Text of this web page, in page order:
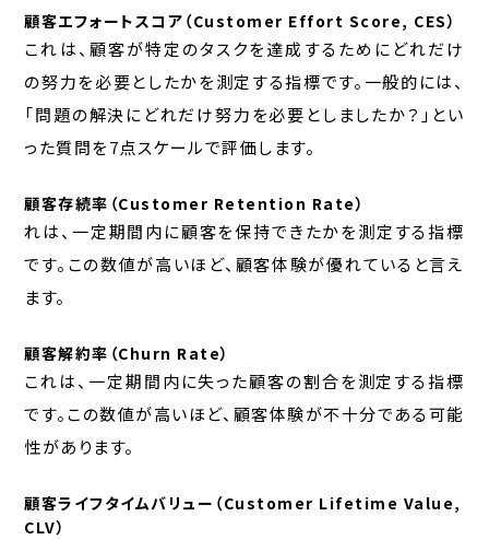
顧客エフォートスコア（Customer Effort Score, CES）
これは、顧客が特定のタスクを達成するためにどれだけ
の努力を必要としたかを測定する指標です。一般的には、
「問題の解決にどれだけ努力を必要としましたか？」とい
った質問を7点スケールで評価します。
顧客存続率（Customer Retention Rate）
れは、一定期間内に顧客を保持できたかを測定する指標
です。この数値が高いほど、顧客体験が優れていると言え
ます。
顧客解約率（Churn Rate）
これは、一定期間内に失った顧客の割合を測定する指標
です。この数値が高いほど、顧客体験が不十分である可能
性があります。
顧客ライフタイムバリュー（Customer Lifetime Value,
CLV）